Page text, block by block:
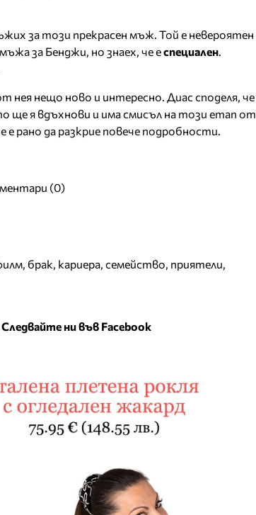
за този прекрасен мъж. Той е невероятен
за Бенджи, но знаех, че еспециален
нея нещо ново и интересно. Диас споделя, че
я вдъхнови и има смисъл на този етап от
е рано да разкрие повече подробности.
(0)
брак кариера семейство приятели
Следвайте ни във Facebook